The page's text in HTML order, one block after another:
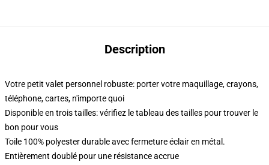
Description
Votre petit valet personnel robuste: porter votre maquillage, crayons,
téléphone, cartes, n'importe quoi
Disponible en trois tailles: vérifiez le tableau des tailles pour trouver le
bon pour vous
Toile 100% polyester durable avec fermeture éclair en métal.
Entièrement doublé pour une résistance accrue